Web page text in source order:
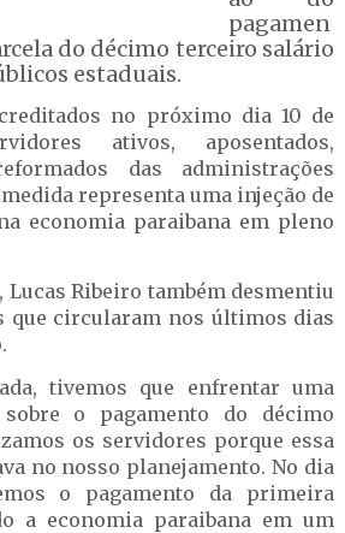
pagamen
do décimo terceiro salário
estaduais.
no próximo dia 10 de
ativos, aposentados,
das administrações
representa uma injeção de
economia paraibana em pleno
Lucas Ribeiro também desmentiu
que circularam nos últimos dias
tivemos que enfrentar uma
o pagamento do décimo
os servidores porque essa
no nosso planejamento. No dia
o pagamento da primeira
a economia paraibana em um